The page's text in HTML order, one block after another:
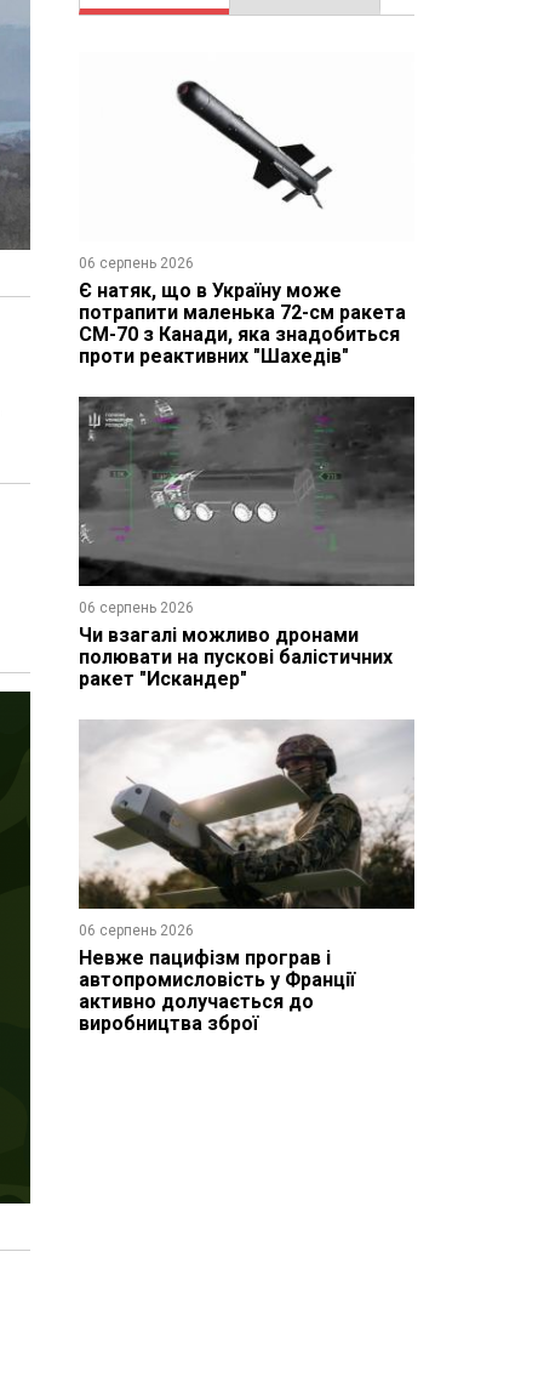
06 серпень 2026
Є натяк, що в Україну може
потрапити маленька 72-см ракета
CM-70 з Канади, яка знадобиться
проти реактивних "Шахедів"
06 серпень 2026
Чи взагалі можливо дронами
полювати на пускові балістичних
ракет "Искандер"
06 серпень 2026
Невже пацифізм програв і
автопромисловість у Франції
активно долучається до
виробництва зброї